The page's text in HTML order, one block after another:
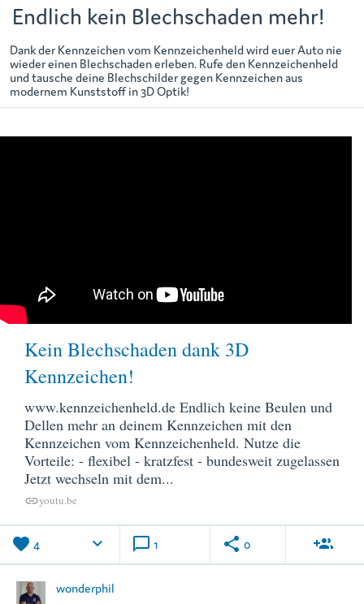
Endlich kein Blechschaden mehr!
Dank der Kennzeichen vom Kennzeichenheld wird euer Auto nie
wieder einen Blechschaden erleben. Rufe den Kennzeichenheld
und tausche deine Blechschilder gegen Kennzeichen aus
modernem Kunststoff in 3D Optik!
Kein Blechschaden dank 3D
Kennzeichen!
www.kennzeichenheld.de Endlich keine Beulen und
Dellen mehr an deinem Kennzeichen mit den
Kennzeichen vom Kennzeichenheld. Nutze die
Vorteile: - flexibel - kratzfest - bundesweit zugelassen
Jetzt wechseln mit dem...
linkyoutu.be
favorite 4 keyboard_arrow_down chat_bubble_outline 1 share 0 group_add
wonderphil